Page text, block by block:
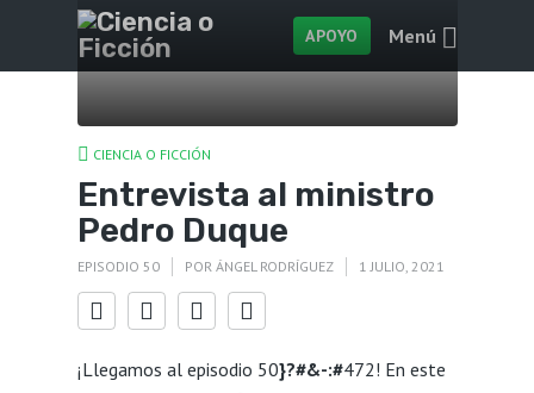
APOYO Menú
CIENCIA O FICCIÓN
Entrevista al ministro
Pedro Duque
EPISODIO 50 POR ÁNGEL RODRÍGUEZ 1 JULIO, 2021
¡Llegamos al episodio 50}?#&-:#472! En este